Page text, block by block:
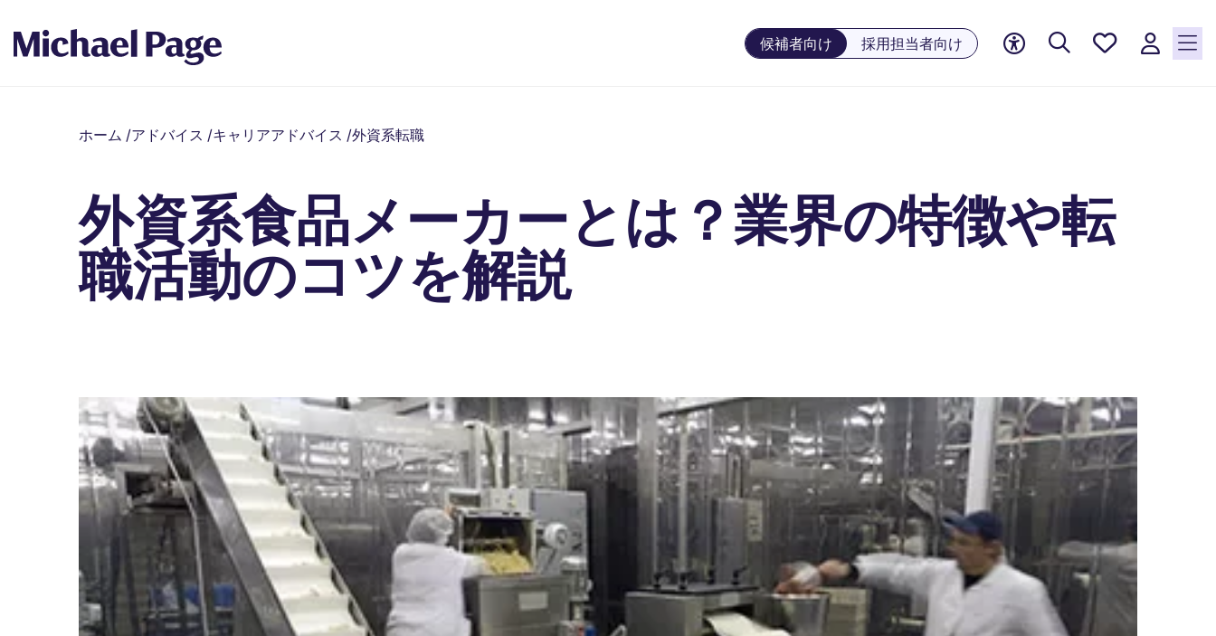
候補者向け 採用担当者向け
お気に
されて
います
ホーム /アドバイス /キャリアアドバイス /外資系転職
外資系食品メーカーとは？業界の特徴や転
職活動のコツを解説